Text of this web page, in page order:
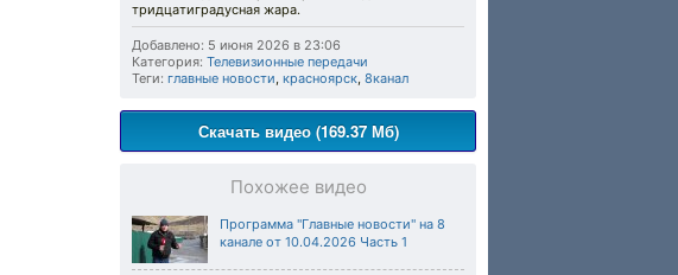
тридцатиградусная жара.
Добавлено: 5 июня 2026 в 23:06
Категория: Телевизионные передачи
Теги: главные новости, красноярск, 8канал
Скачать видео (169.37 Мб)
Похожее видео
Программа "Главные новости" на 8
канале от 10.04.2026 Часть 1